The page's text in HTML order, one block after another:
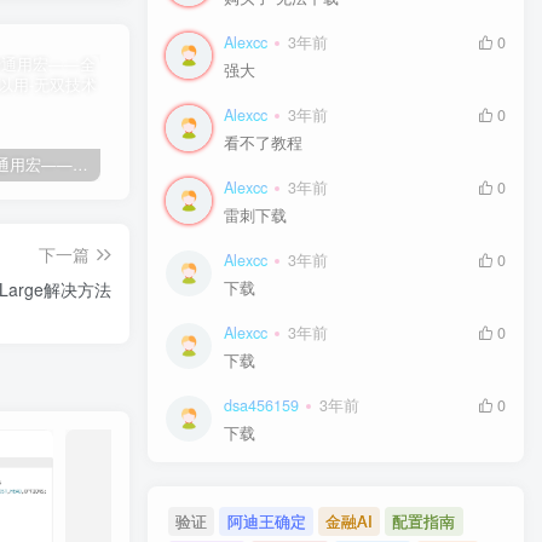
下一篇
解决方法
Alexcc 3年前
0
强大
Alexcc 3年前
0
看不了教程
Alexcc 3年前
0
雷刺下载
Alexcc 3年前
0
下载
Alexcc 3年前
0
下载
dsa456159 3年前
0
下载
验证 阿迪王确定 金融AI 配置指南